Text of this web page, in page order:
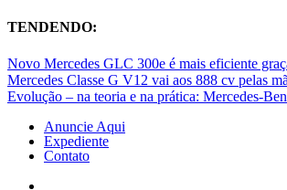
TENDENDO:
Novo Mercedes GLC 300e é mais eficiente
Mercedes Classe G V12 vai aos 888 cv pelas
Evolução – na teoria e na prática: Mercedes-
Anuncie Aqui
Expediente
Contato